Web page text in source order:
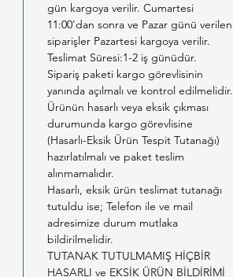
gün kargoya verilir. Cumartesi
11:00'dan sonra ve Pazar günü verilen
siparişler Pazartesi kargoya verilir.
Teslimat Süresi:1-2 iş günüdür.
Sipariş paketi kargo görevlisinin
yanında açılmalı ve kontrol edilmelidir.
Ürünün hasarlı veya eksik çıkması
durumunda kargo görevlisine
(Hasarlı-Eksik Ürün Tespit Tutanağı)
hazırlatılmalı ve paket teslim
alınmamalıdır.
Hasarlı, eksik ürün teslimat tutanağı
tutuldu ise; Telefon ile ve mail
adresimize durum mutlaka
bildirilmelidir.
TUTANAK TUTULMAMIŞ HİÇBİR
HASARLI ve EKSİK ÜRÜN BİLDİRİMİ